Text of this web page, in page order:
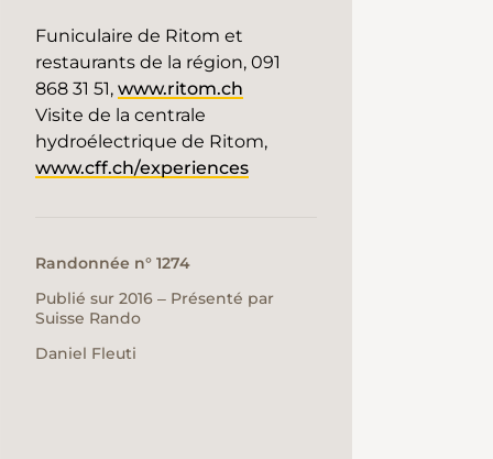
Funiculaire de Ritom et
restaurants de la région, 091
868 31 51, www.ritom.ch
Visite de la centrale
hydroélectrique de Ritom,
www.cff.ch/experiences
Randonnée n° 1274
Publié sur 2016 ‒ Présenté par
Suisse Rando
Daniel Fleuti